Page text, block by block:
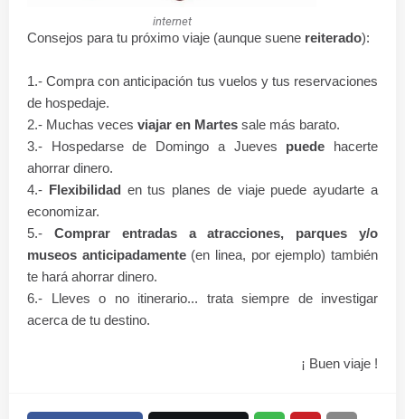
internet
Consejos para tu próximo viaje (aunque suene reiterado):
1.- Compra con anticipación tus vuelos y tus reservaciones
de hospedaje.
2.- Muchas veces viajar en Martes sale más barato.
3.- Hospedarse de Domingo a Jueves puede hacerte
ahorrar dinero.
4.- Flexibilidad en tus planes de viaje puede ayudarte a
economizar.
5.- Comprar entradas a atracciones, parques y/o
museos anticipadamente(en linea, por ejemplo) también
te hará ahorrar dinero.
6.- Lleves o no itinerario... trata siempre de investigar
acerca de tu destino.
¡ Buen viaje !